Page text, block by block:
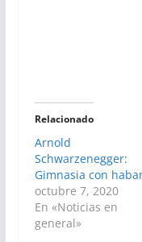
Relacionado
Arnold
Schwarzenegger:
Gimnasia con
octubre 7, 2020
En «Noticias en
general»